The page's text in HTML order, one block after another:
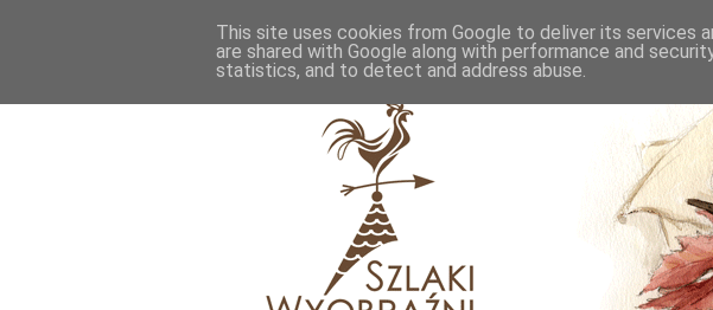
This site uses cookies from Google to deliver its services
are shared with Google along with performance and
statistics, and to detect and address abuse.